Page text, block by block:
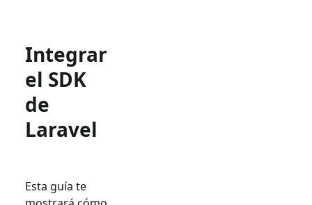
Integrar
el SDK
de
Laravel
Esta guía te